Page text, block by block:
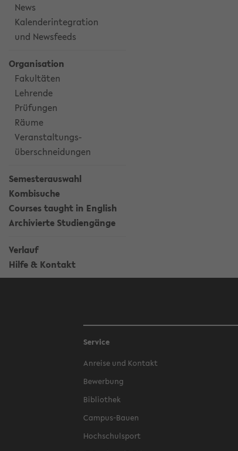
News
Kalenderintegration
und Newsfeeds
Organisation
Fakultäten
Lehrende
Prüfungen
Räume
Veranstaltungs-
überschneidungen
Semesterauswahl
Kombisuche
Courses taught in English
Archivierte Studiengänge
Verlauf
Hilfe & Kontakt
Service
Anreise und Kontakt
Bewerbung
Bibliothek
Campus-Bauen
Hochschulsport